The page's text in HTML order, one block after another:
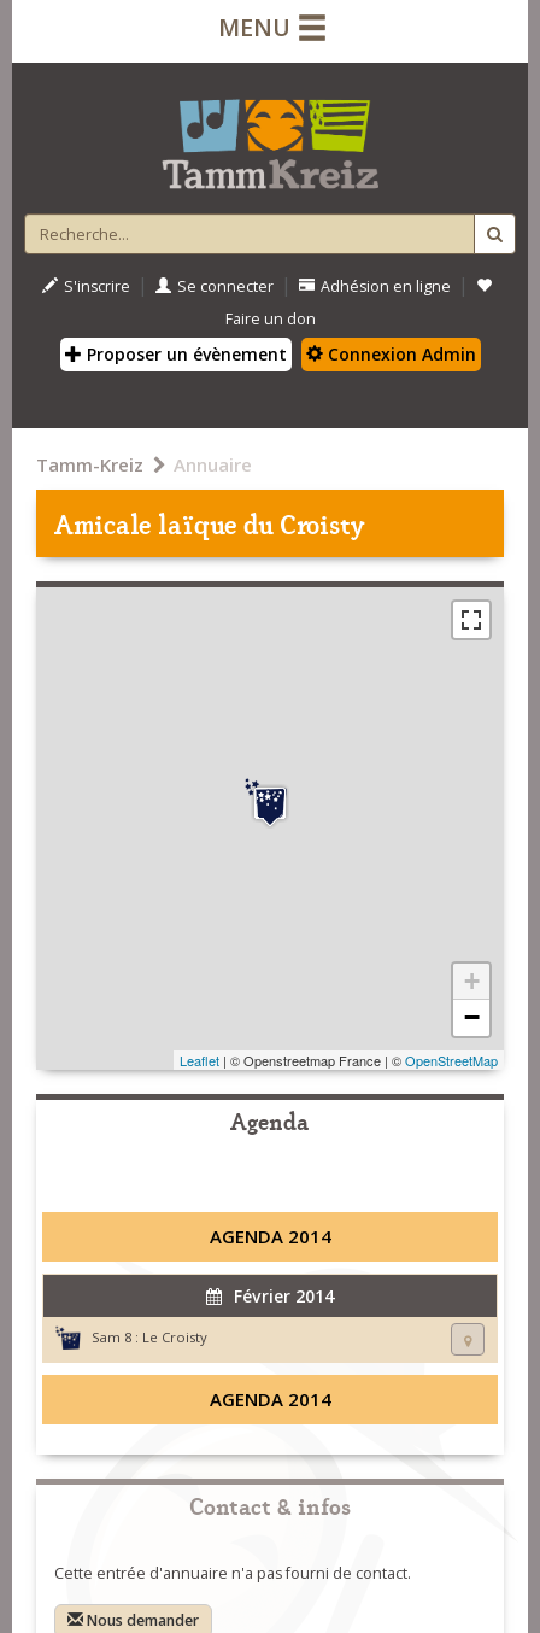
MENU
S'inscrire | Se connecter | Adhésion en ligne |
Faire un don
Proposer un évènement Connexion Admin
Tamm-Kreiz Annuaire
Amicale laïque du Croisty
+
−
Leaflet | © Openstreetmap France | ©OpenStreetMap
Agenda
AGENDA 2014
Février 2014
Sam 8 : Le Croisty
AGENDA 2014
Contact & infos
Cette entrée d'annuaire n'a pas fourni de contact.
Nous demander